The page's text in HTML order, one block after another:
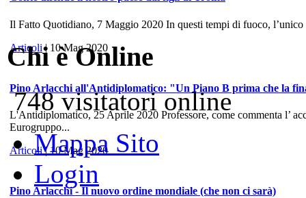
Il Fatto Quotidiano, 7 Maggio 2020 In questi tempi di fuoco,
Articoli| 10 Mag 2020
Pino Arlacchi all'Antidiplomatico: "Un Piano B prima che la
L'Antidiplomatico, 25 Aprile 2020 Professore, come commenta l’
Eurogruppo...
Articoli| 10 Mag 2020
Pino Arlacchi - Il nuovo ordine mondiale (che non ci sarà)
Chi è Online
748 visitatori online
Mappa Sito
Login